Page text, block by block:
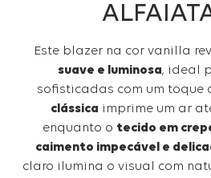
Este blazer na cor vanilla
suave e luminosa, ideal
sofisticadas com um toque
clássica imprime um ar
enquanto o tecido em
caimento impecável e
claro ilumina o visual com